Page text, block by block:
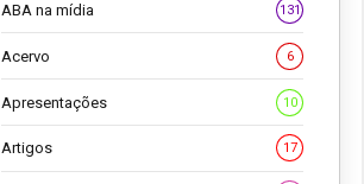
ABA na mídia 131
Acervo 6
Apresentações 10
Artigos 17